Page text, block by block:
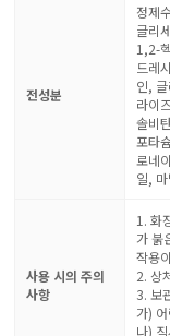
전성분
정제
글리
1,2-
드레
인,
라이
솔비
포타
로네
일,
사용 시의 주의
사항
1. 화
가 붉
작용
2. 상
3. 보
가)
나)